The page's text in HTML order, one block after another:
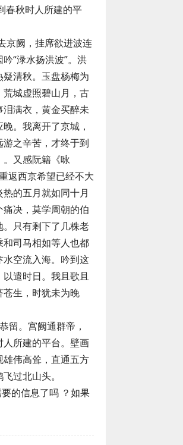
春秋时人所建的平
京阙，挂席欲进波连
“渌水扬洪波”。洪
清秋。玉盘杨梅为
城虚照碧山月，古
满衣，黄金买醉未
。我离开了京城，
之辛苦，才终于到
又感阮籍《咏
返西京希望已经不大
的五月就如同十月
决，莫学周朝的伯
只有剩下了几株老
司马相如等人也都
空流入海。吟到这
遣时日。我且歌且
生，时犹未为晚
留。宫阙通群帝，
所建的平台。壁画
伟高耸，直通五方
过北山头。
的信息了吗 ？如果